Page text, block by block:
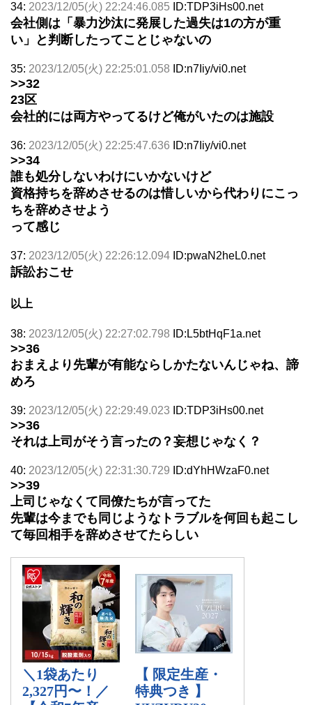
34: 2023/12/05(火) 22:24:46.085 ID:TDP3iHs00.net
会社側は「暴力沙汰に発展した過失は1の方が重
い」と判断したってことじゃないの
35: 2023/12/05(火) 22:25:01.058 ID:n7Iiy/vi0.net
>>32
23区
会社的には両方やってるけど俺がいたのは施設
36: 2023/12/05(火) 22:25:47.636 ID:n7Iiy/vi0.net
>>34
誰も処分しないわけにいかないけど
資格持ちを辞めさせるのは惜しいから代わりにこっ
ちを辞めさせよう
って感じ
37: 2023/12/05(火) 22:26:12.094 ID:pwaN2heL0.net
訴訟おこせ
以上
38: 2023/12/05(火) 22:27:02.798 ID:L5btHqF1a.net
>>36
おまえより先輩が有能ならしかたないんじゃね、諦
めろ
39: 2023/12/05(火) 22:29:49.023 ID:TDP3iHs00.net
>>36
それは上司がそう言ったの？妄想じゃなく？
40: 2023/12/05(火) 22:31:30.729 ID:dYhHWzaF0.net
>>39
上司じゃなくて同僚たちが言ってた
先輩は今までも同じようなトラブルを何回も起こし
て毎回相手を辞めさせてたらしい